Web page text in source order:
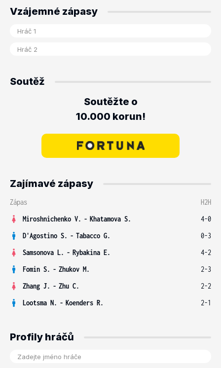
Vzájemné zápasy
Soutěž
Soutěžte o
10.000 korun!
Zajímavé zápasy
Zápas
H2H
Miroshnichenko V. - Khatamova S.
4-0
D'Agostino S. - Tabacco G.
0-3
Samsonova L. - Rybakina E.
4-2
Fomin S. - Zhukov M.
2-3
Zhang J. - Zhu C.
2-2
Lootsma N. - Koenders R. 2-1
Profily hráčů